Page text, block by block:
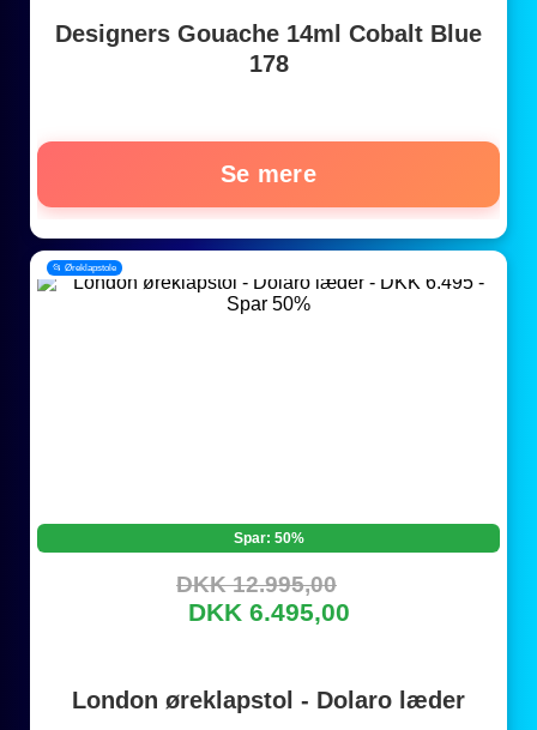
Designers Gouache 14ml Cobalt Blue
178
Se mere
📂 Øreklapstole
Spar: 50%
DKK 12.995,00
DKK 6.495,00
London øreklapstol - Dolaro læder